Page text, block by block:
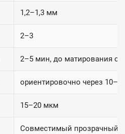
1,2–1,3 мм
2–3
2–5 мин, до матирования
ориентировочно через
15–20 мкм
Совместимый прозрачный